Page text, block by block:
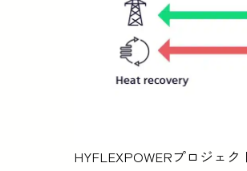
HYFLEXPOWERプロジェ